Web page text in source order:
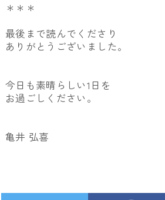
＊＊＊
最後まで読んでくださり
ありがとうございました。
今日も素晴らしい1日を
お過ごしください。
亀井 弘喜